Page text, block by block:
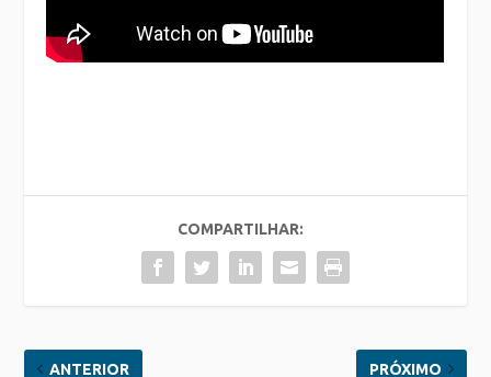
COMPARTILHAR:
ANTERIOR PRÓXIMO